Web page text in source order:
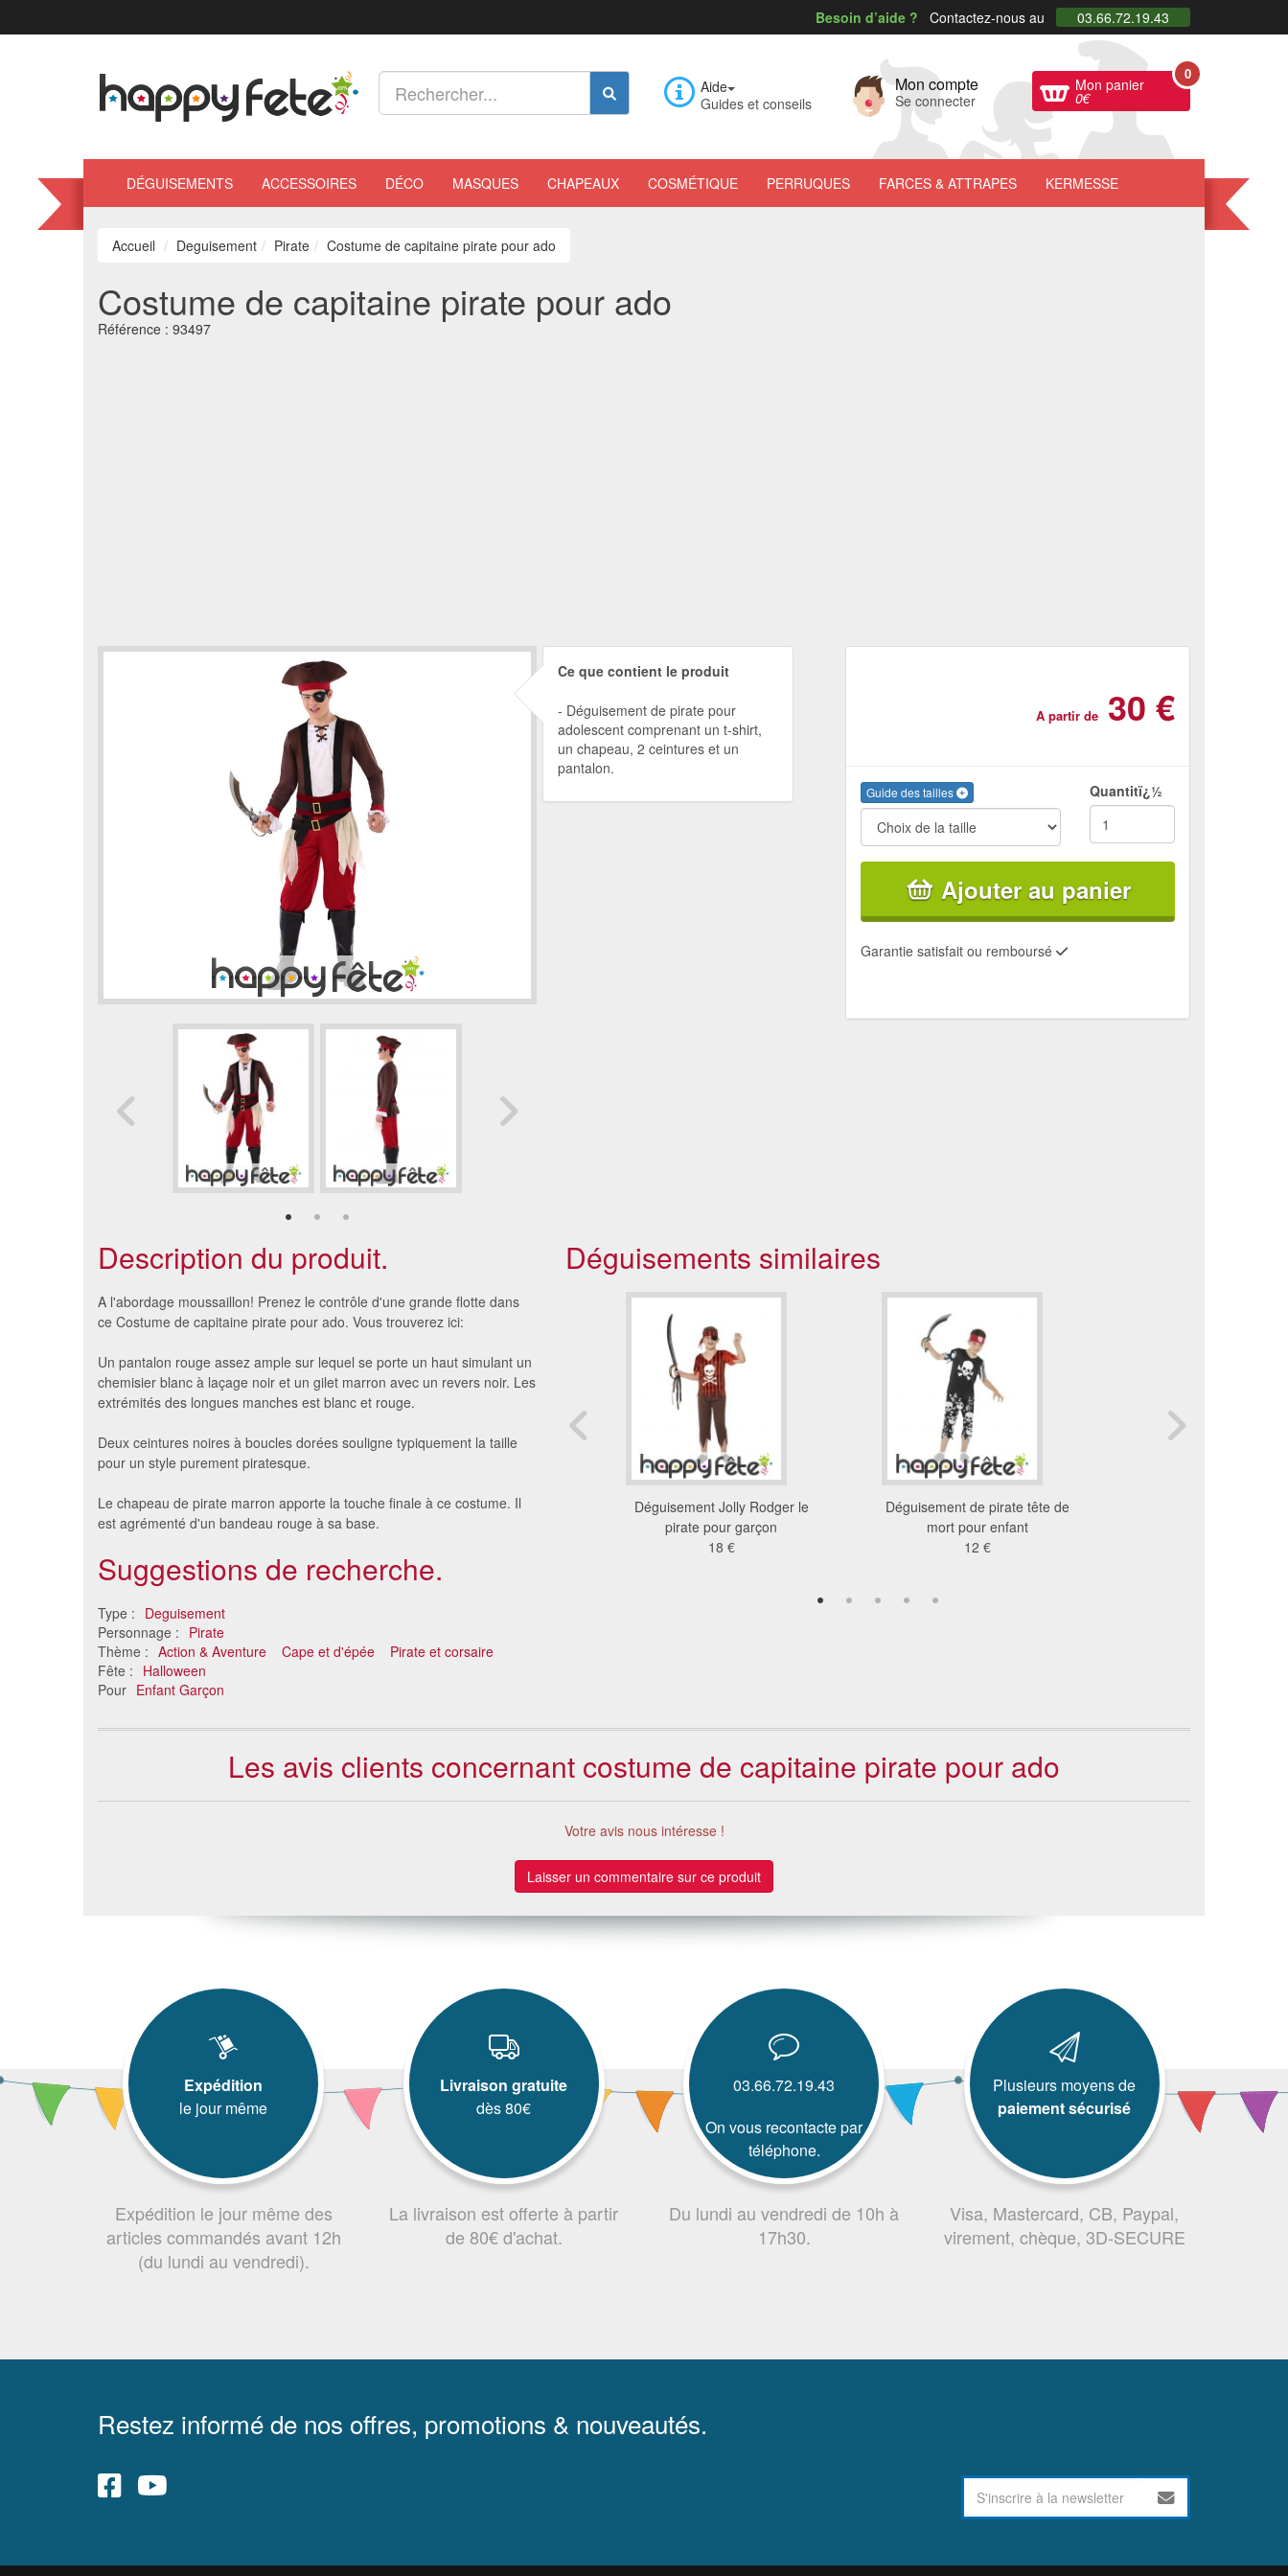
Besoin d’aide ? Contactez-nous au 03.66.72.19.43
Aide
Guides et conseils
Mon compte
Se connecter
Mon panier
0€
0
DÉGUISEMENTS ACCESSOIRES DÉCO MASQUES CHAPEAUX COSMÉTIQUE PERRUQUES FARCES & ATTRAPES KERMESSE
Accueil Deguisement Pirate Costume de capitaine pirate pour ado
Costume de capitaine pirate pour ado
Référence : 93497
Ce que contient le produit
Déguisement de pirate pour
adolescent comprenant un t-shirt,
un chapeau, 2 ceintures et un
pantalon.
A partir de 30 €
Guide des tailles Quantitï¿½
Ajouter au panier
Garantie satisfait ou remboursé
Description du produit.
A l'abordage moussaillon! Prenez le contrôle d'une grande flotte dans
ce Costume de capitaine pirate pour ado. Vous trouverez ici:
Un pantalon rouge assez ample sur lequel se porte un haut simulant un
chemisier blanc à laçage noir et un gilet marron avec un revers noir. Les
extrémités des longues manches est blanc et rouge.
Deux ceintures noires à boucles dorées souligne typiquement la taille
pour un style purement piratesque.
Le chapeau de pirate marron apporte la touche finale à ce costume. Il
est agrémenté d'un bandeau rouge à sa base.
Suggestions de recherche.
Type : Deguisement
Personnage : Pirate
Thème : Action & Aventure Cape et d'épée
Pirate et corsaire
Fête : Halloween
Pour Enfant Garçon
Déguisements similaires
Déguisement pirate garçon
26 €
Déguisement enfant de pirate
Déguisement Jolly Rodger le
pirate pour garçon
18 €
Déguisement de pirate tête de
mort pour enfant
12 €
Les avis clients concernant costume de capitaine pirate pour ado
Votre avis nous intéresse !
Laisser un commentaire sur ce produit
Expédition
le jour même
Expédition le jour même des
articles commandés avant 12h
(du lundi au vendredi).
Livraison gratuite
dès 80€
La livraison est offerte à partir
de 80€ d'achat.
03.66.72.19.43
On vous recontacte par
téléphone.
Du lundi au vendredi de 10h à
17h30.
Plusieurs moyens de
paiement sécurisé
Visa, Mastercard, CB, Paypal,
virement, chèque, 3D-SECURE
Restez informé de nos offres, promotions & nouveautés.